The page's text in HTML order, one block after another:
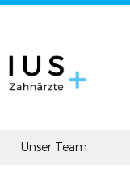
Unser Team